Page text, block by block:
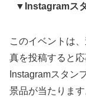
▼Instagramス
このイベントは
真を投稿すると
Instagramスタン
景品が当たります